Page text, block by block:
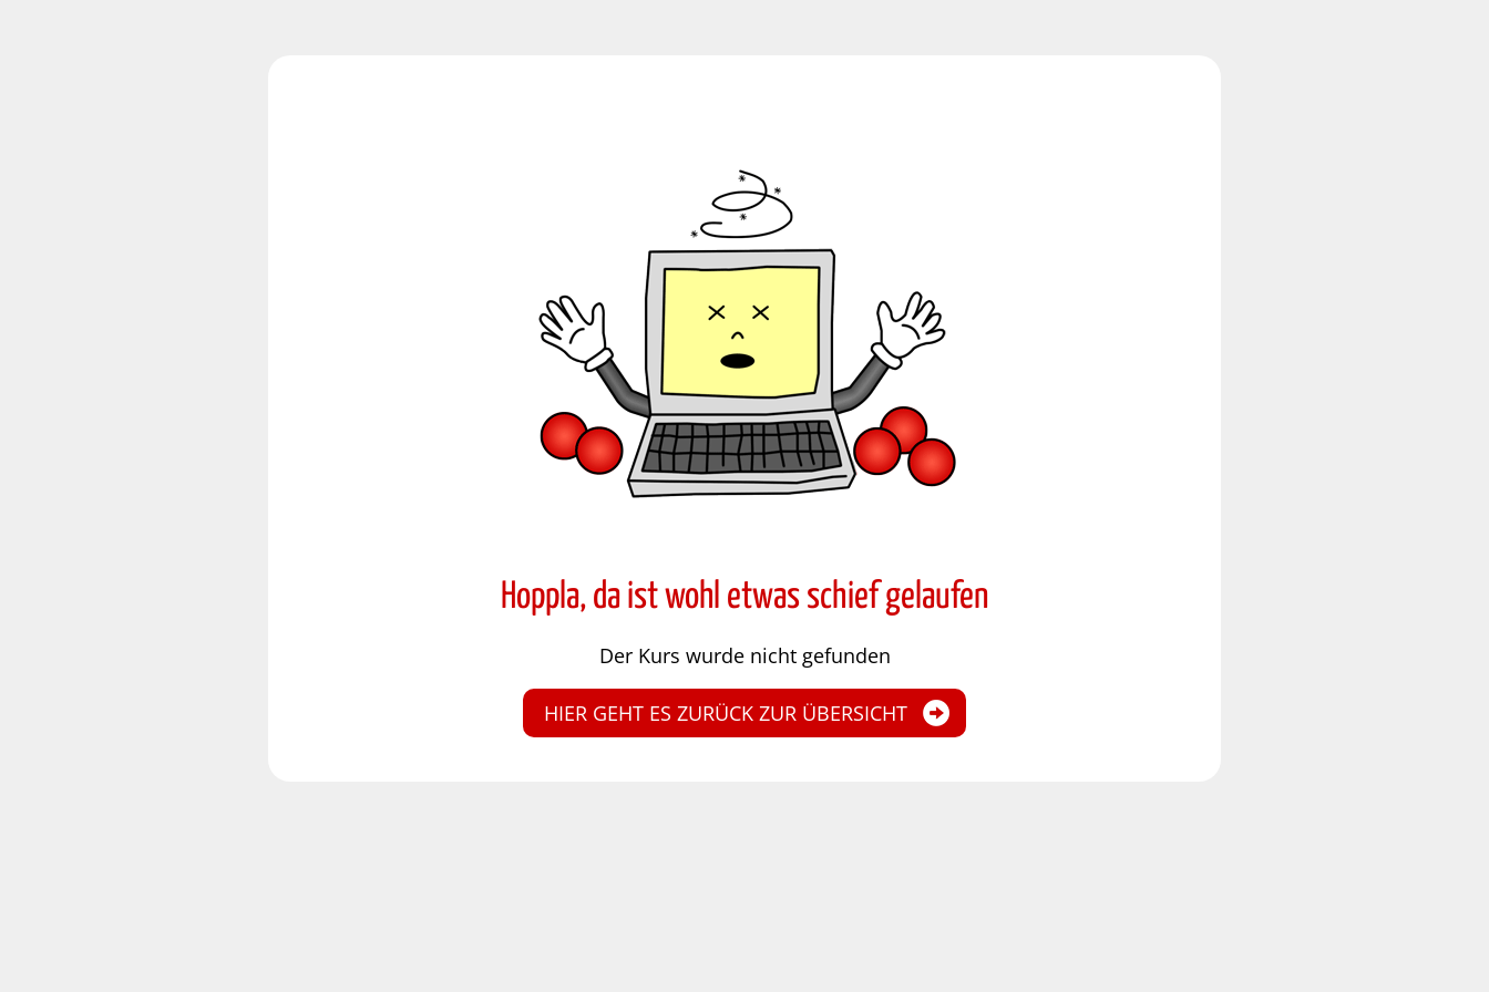
Hoppla, da ist wohl etwas schief gelaufen
Der Kurs wurde nicht gefunden
HIER GEHT ES ZURÜCK ZUR ÜBERSICHT